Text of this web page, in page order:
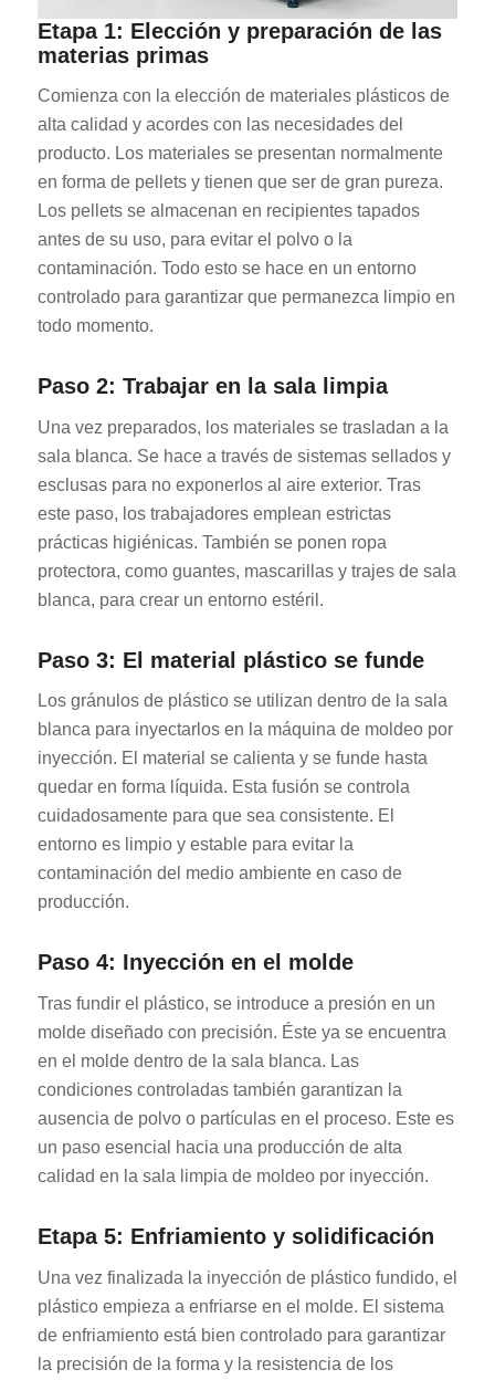
Etapa 1: Elección y preparación de las
materias primas
Comienza con la elección de materiales plásticos de
alta calidad y acordes con las necesidades del
producto. Los materiales se presentan normalmente
en forma de pellets y tienen que ser de gran pureza.
Los pellets se almacenan en recipientes tapados
antes de su uso, para evitar el polvo o la
contaminación. Todo esto se hace en un entorno
controlado para garantizar que permanezca limpio en
todo momento.
Paso 2: Trabajar en la sala limpia
Una vez preparados, los materiales se trasladan a la
sala blanca. Se hace a través de sistemas sellados y
esclusas para no exponerlos al aire exterior. Tras
este paso, los trabajadores emplean estrictas
prácticas higiénicas. También se ponen ropa
protectora, como guantes, mascarillas y trajes de sala
blanca, para crear un entorno estéril.
Paso 3: El material plástico se funde
Los gránulos de plástico se utilizan dentro de la sala
blanca para inyectarlos en la máquina de moldeo por
inyección. El material se calienta y se funde hasta
quedar en forma líquida. Esta fusión se controla
cuidadosamente para que sea consistente. El
entorno es limpio y estable para evitar la
contaminación del medio ambiente en caso de
producción.
Paso 4: Inyección en el molde
Tras fundir el plástico, se introduce a presión en un
molde diseñado con precisión. Éste ya se encuentra
en el molde dentro de la sala blanca. Las
condiciones controladas también garantizan la
ausencia de polvo o partículas en el proceso. Este es
un paso esencial hacia una producción de alta
calidad en la sala limpia de moldeo por inyección.
Etapa 5: Enfriamiento y solidificación
Una vez finalizada la inyección de plástico fundido, el
plástico empieza a enfriarse en el molde. El sistema
de enfriamiento está bien controlado para garantizar
la precisión de la forma y la resistencia de los